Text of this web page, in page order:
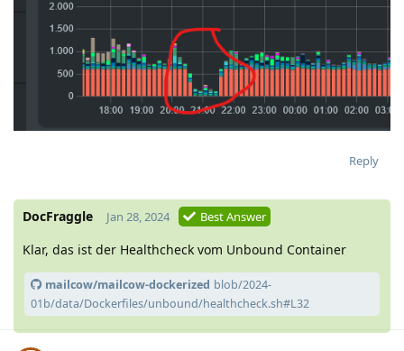
Reply
DocFraggle Jan 28, 2024 Best Answer
Klar, das ist der Healthcheck vom Unbound Container
mailcow/mailcow-dockerized blob/2024-
01b/data/Dockerfiles/unbound/healthcheck.sh#L32